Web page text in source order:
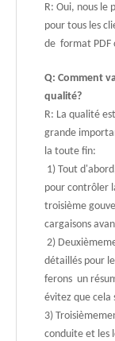
R: Oui, nous le
pour tous les
de format PDF
Q: Comment
qualité?
R: La qualité
grande
la toute fin:
1) Tout
pour contrôler
troisième
cargaisons
2)
détaillés pour
ferons un
évitez que cela
3)
conduite et les